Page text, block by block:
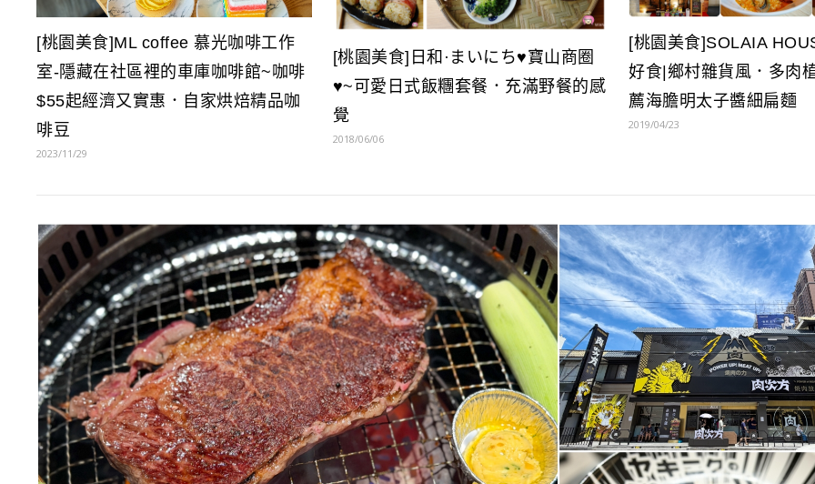
[桃園美食]ML coffee 慕光咖啡工作
室-隱藏在社區裡的車庫咖啡館~咖啡
$55起經濟又實惠．自家烘焙精品咖
啡豆
2023/11/29
[桃園美食]日和·まいにち♥寶山商圈
♥~可愛日式飯糰套餐．充滿野餐的感
覺
2018/06/06
[桃園美食]SOLAIA
好食|鄉村雜貨風．多肉
薦海膽明太子醬細扁麵
2019/04/23